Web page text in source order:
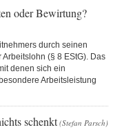
oder Bewirtung?
durch seinen
(§ 8 EStG). Das
denen sich ein
Arbeitsleistung
schenkt (Stefan Parsch)